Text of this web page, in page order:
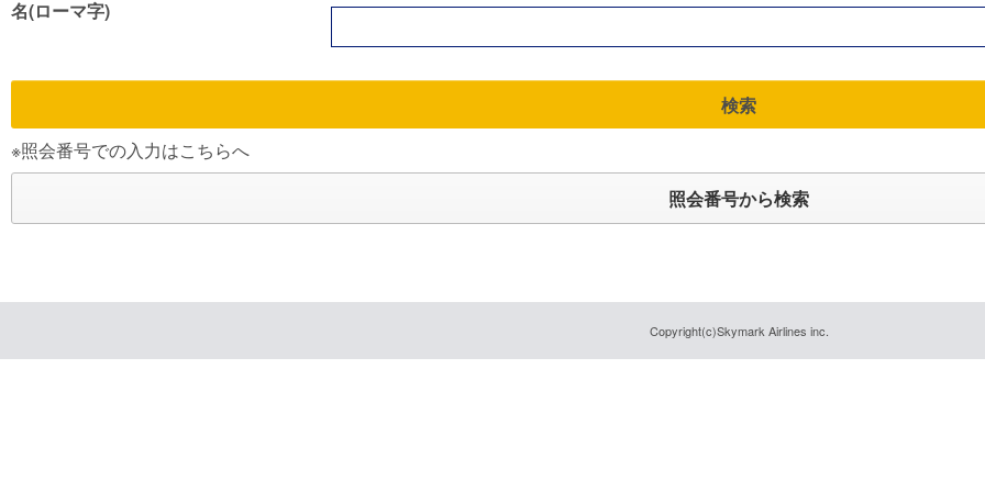
名(ローマ字)
検索
※照会番号での入力はこちらへ
照会番号から検索
Copyright(c)Skymark Airlines inc.